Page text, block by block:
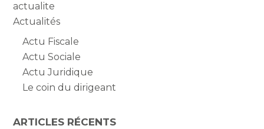
actualite
Actualités
Actu Fiscale
Actu Sociale
Actu Juridique
Le coin du dirigeant
ARTICLES RÉCENTS